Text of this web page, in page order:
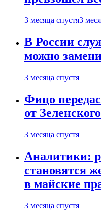
3 месяца спустя3
В России
можно
3 месяца спустя
Фицо
от Зеленского
3 месяца спустя
Аналитики:
становятся
в майские
3 месяца спустя